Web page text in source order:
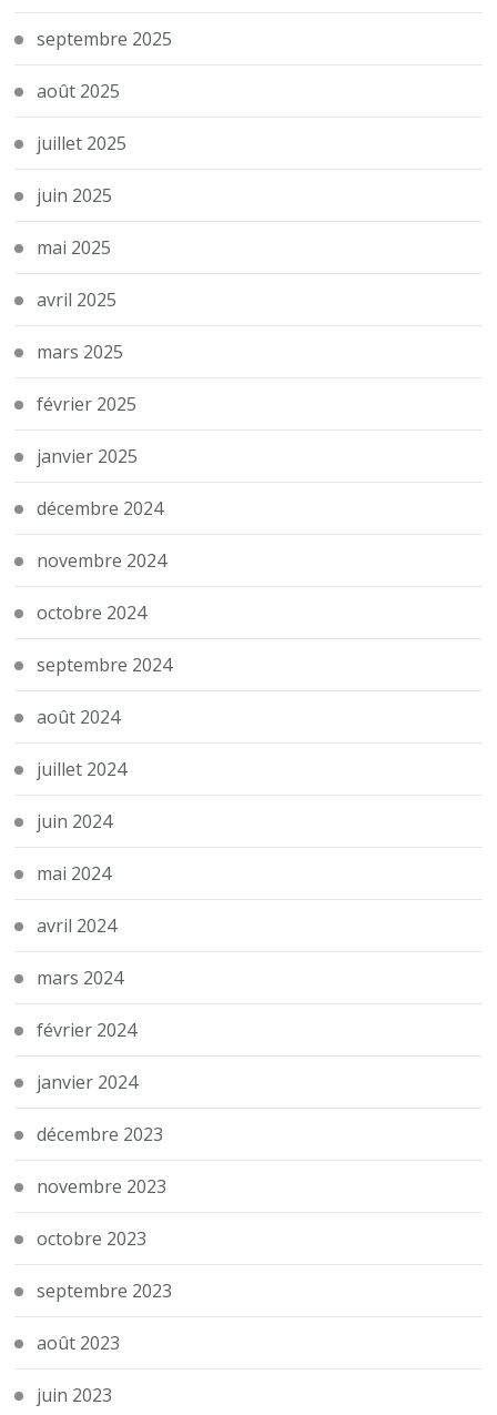
septembre 2025
août 2025
juillet 2025
juin 2025
mai 2025
avril 2025
mars 2025
février 2025
janvier 2025
décembre 2024
novembre 2024
octobre 2024
septembre 2024
août 2024
juillet 2024
juin 2024
mai 2024
avril 2024
mars 2024
février 2024
janvier 2024
décembre 2023
novembre 2023
octobre 2023
septembre 2023
août 2023
juin 2023